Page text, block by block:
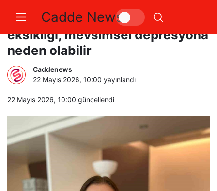
Cadde News
Tiroid hastalıkları ve demir
eksikliği, mevsimsel depresyona
neden olabilir
Caddenews
22 Mayıs 2026, 10:00 yayınlandı
22 Mayıs 2026, 10:00 güncellendi